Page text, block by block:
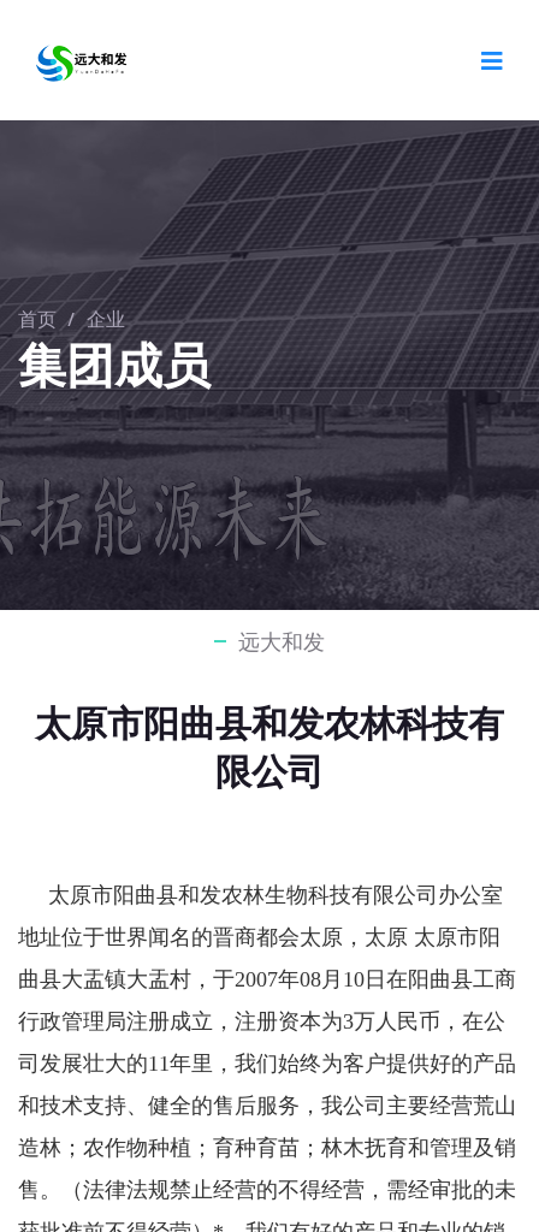
首页 / 企业
集团成员
远大和发
太原市阳曲县和发农林科技有
限公司
太原市阳曲县和发农林生物科技有限公司办公室
地址位于世界闻名的晋商都会太原，太原 太原市阳
曲县大盂镇大盂村，于2007年08月10日在阳曲县工商
行政管理局注册成立，注册资本为3万人民币，在公
司发展壮大的11年里，我们始终为客户提供好的产品
和技术支持、健全的售后服务，我公司主要经营荒山
造林；农作物种植；育种育苗；林木抚育和管理及销
售。（法律法规禁止经营的不得经营，需经审批的未